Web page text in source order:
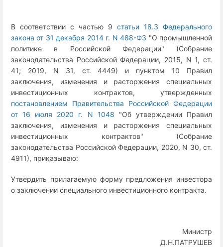
В соответствии с частью 9 статьи 18.3 Федерального
закона от 31 декабря 2014 г. N 488-ФЗ "О промышленной
политике в Российской Федерации" (Собрание
законодательства Российской Федерации, 2015, N 1, ст.
41; 2019, N 31, ст. 4449) и пунктом 10 Правил
заключения, изменения и расторжения специальных
инвестиционных контрактов, утвержденных
постановлением Правительства Российской Федерации
от 16 июля 2020 г. N 1048 "Об утверждении Правил
заключения, изменения и расторжения специальных
инвестиционных контрактов" (Собрание
законодательства Российской Федерации, 2020, N 30, ст.
4911), приказываю:
Утвердить прилагаемую форму предложения инвестора
о заключении специального инвестиционного контракта.
Министр
Д.Н.ПАТРУШЕВ